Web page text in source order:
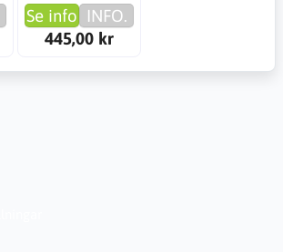
Se info INFO.
445,00 kr